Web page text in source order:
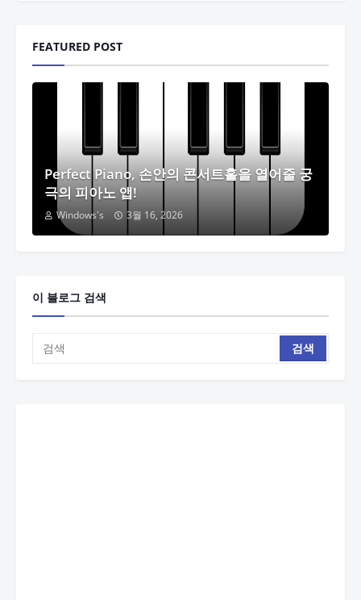
FEATURED POST
Perfect Piano, 손안의 콘서트홀을 열어줄 궁
극의 피아노 앱!
Windows's 3월 16, 2026
이 블로그 검색